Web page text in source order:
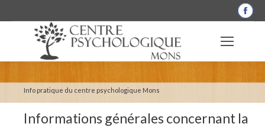
La
une
Info pratique du centre psychologique Mons
Informations générales concernant la